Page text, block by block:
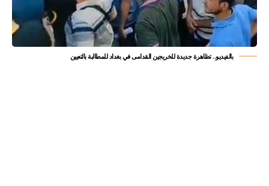
بالفيديو.. تظاهرة جديدة للخريجين القدامى في بغداد للمطالبة بالتعيين